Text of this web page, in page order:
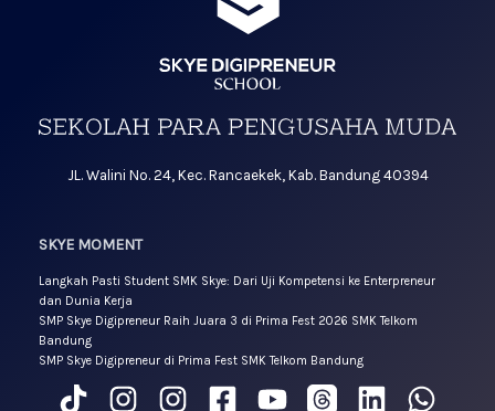
JL. Walini No. 24, Kec. Rancaekek, Kab. Bandung 40394
SKYE MOMENT
Langkah Pasti Student SMK Skye: Dari Uji Kompetensi ke Enterpreneur
dan Dunia Kerja
SMP Skye Digipreneur Raih Juara 3 di Prima Fest 2026 SMK Telkom
Bandung
SMP Skye Digipreneur di Prima Fest SMK Telkom Bandung